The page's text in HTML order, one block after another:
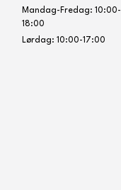
Mandag-Fredag: 10:00-
18:00
Lørdag: 10:00-17:00